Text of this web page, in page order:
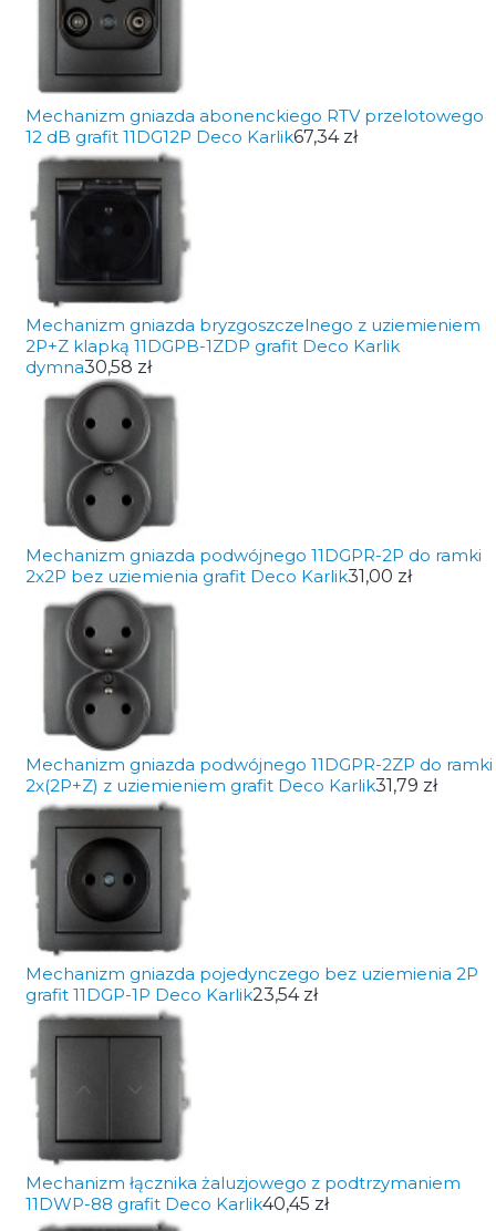
Mechanizm gniazda abonenckiego RTV przelotowego
12 dB grafit 11DG12P Deco Karlik67,34 zł
Mechanizm gniazda bryzgoszczelnego z uziemieniem
2P+Z klapką 11DGPB-1ZDP grafit Deco Karlik
dymna30,58 zł
Mechanizm gniazda podwójnego 11DGPR-2P do ramki
2x2P bez uziemienia grafit Deco Karlik31,00 zł
Mechanizm gniazda podwójnego 11DGPR-2ZP do ramki
2x(2P+Z) z uziemieniem grafit Deco Karlik31,79 zł
Mechanizm gniazda pojedynczego bez uziemienia 2P
grafit 11DGP-1P Deco Karlik23,54 zł
Mechanizm łącznika żaluzjowego z podtrzymaniem
11DWP-88 grafit Deco Karlik40,45 zł